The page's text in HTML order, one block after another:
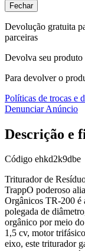
Fechar
Devolução gratuita
parceiras
Devolva seu produto
Para devolver o
Políticas de trocas e
Denunciar Anúncio
Descrição e
Código ehkd2k9dbe
Triturador de
TrappO poderoso
Orgânicos TR-200 é
polegada de
orgânico por meio
1,5 cv, motor
eixo, este triturador